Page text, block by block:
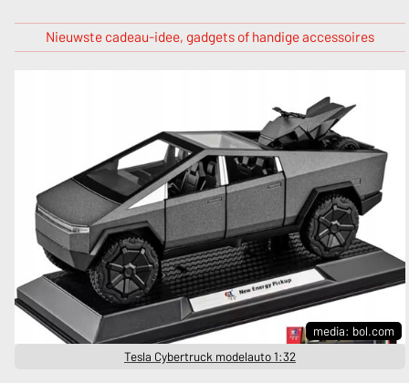
Nieuwste cadeau-idee, gadgets of handige accessoires
media: bol.com
Tesla Cybertruck modelauto 1:32